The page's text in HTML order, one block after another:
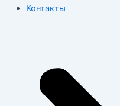
Контакты